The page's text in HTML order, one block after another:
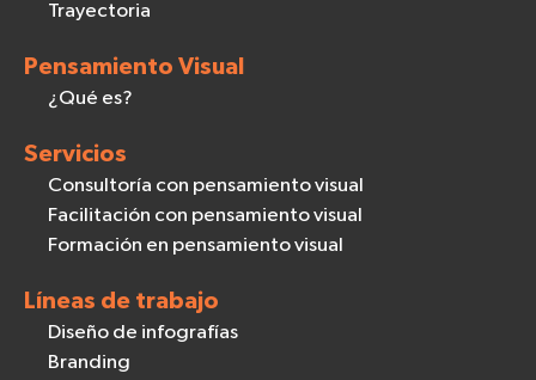
Trayectoria
Pensamiento Visual
¿Qué es?
Servicios
Consultoría con pensamiento visual
Facilitación con pensamiento visual
Formación en pensamiento visual
Líneas de trabajo
Diseño de infografías
Branding